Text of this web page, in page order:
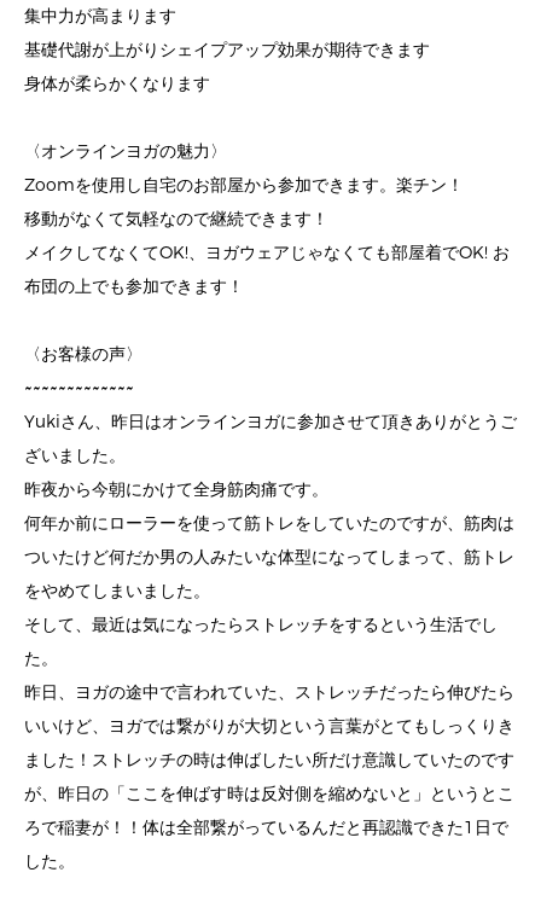
集中力が高まります
基礎代謝が上がりシェイプアップ効果が期待できます
身体が柔らかくなります
〈オンラインヨガの魅力〉
Zoomを使用し自宅のお部屋から参加できます。楽チン！
移動がなくて気軽なので継続できます！
メイクしてなくてOK!、ヨガウェアじゃなくても部屋着でOK! お
布団の上でも参加できます！
〈お客様の声〉
~~~~~~~~~~~~~
Yukiさん、昨日はオンラインヨガに参加させて頂きありがとうご
ざいました。
昨夜から今朝にかけて全身筋肉痛です。
何年か前にローラーを使って筋トレをしていたのですが、筋肉は
ついたけど何だか男の人みたいな体型になってしまって、筋トレ
をやめてしまいました。
そして、最近は気になったらストレッチをするという生活でし
た。
昨日、ヨガの途中で言われていた、ストレッチだったら伸びたら
いいけど、ヨガでは繋がりが大切という言葉がとてもしっくりき
ました！ストレッチの時は伸ばしたい所だけ意識していたのです
が、昨日の「ここを伸ばす時は反対側を縮めないと」というとこ
ろで稲妻が！！体は全部繋がっているんだと再認識できた1日で
した。